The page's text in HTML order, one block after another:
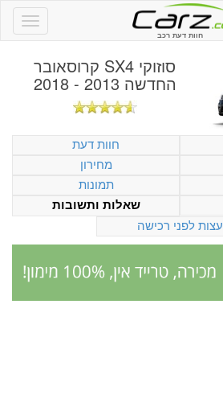
חוות דעת רכב
סוזוקי SX4 קרוסאובר
החדשה 2013 - 2018
חוות דעת
מחירון
תמונות
שאלות ותשובות
עצות לפני רכישה